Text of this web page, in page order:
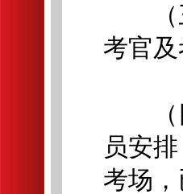
（三
考官
（四
员安
考场